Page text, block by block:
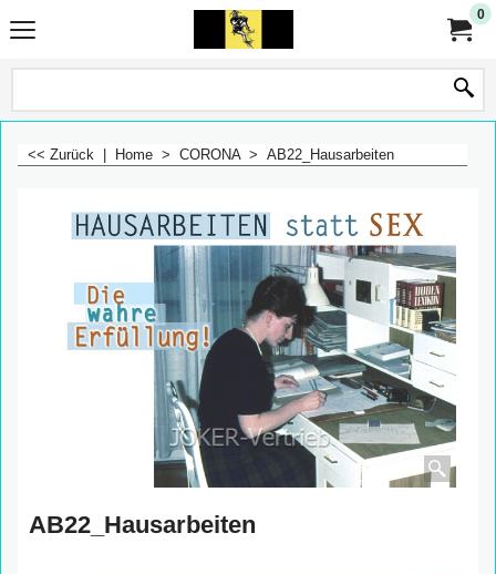
0
<< Zurück Home > CORONA> AB22_Hausarbeiten
AB22_Hausarbeiten